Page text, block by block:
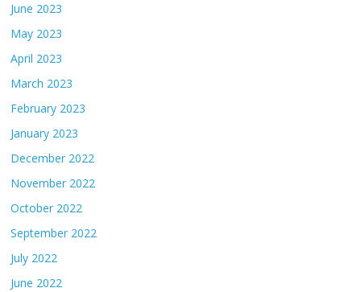
June 2023
May 2023
April 2023
March 2023
February 2023
January 2023
December 2022
November 2022
October 2022
September 2022
July 2022
June 2022